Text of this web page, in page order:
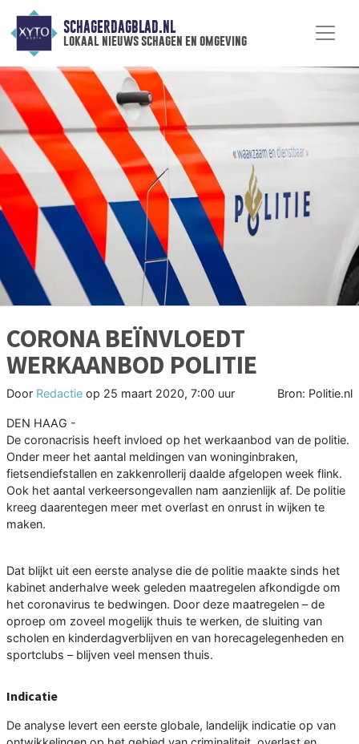
SCHAGERDAGBLAD.NL
lokaal nieuws schagen en omgeving
CORONA BEÏNVLOEDT
WERKAANBOD POLITIE
Door Redactie op 25 maart 2020, 7:00 uur Bron: Politie.nl
DEN HAAG -
De coronacrisis heeft invloed op het werkaanbod van de politie.
Onder meer het aantal meldingen van woninginbraken,
fietsendiefstallen en zakkenrollerij daalde afgelopen week flink.
Ook het aantal verkeersongevallen nam aanzienlijk af. De politie
kreeg daarentegen meer met overlast en onrust in wijken te
maken.
Dat blijkt uit een eerste analyse die de politie maakte sinds het
kabinet anderhalve week geleden maatregelen afkondigde om
het coronavirus te bedwingen. Door deze maatregelen – de
oproep om zoveel mogelijk thuis te werken, de sluiting van
scholen en kinderdagverblijven en van horecagelegenheden en
sportclubs – blijven veel mensen thuis.
Indicatie
De analyse levert een eerste globale, landelijk indicatie op van